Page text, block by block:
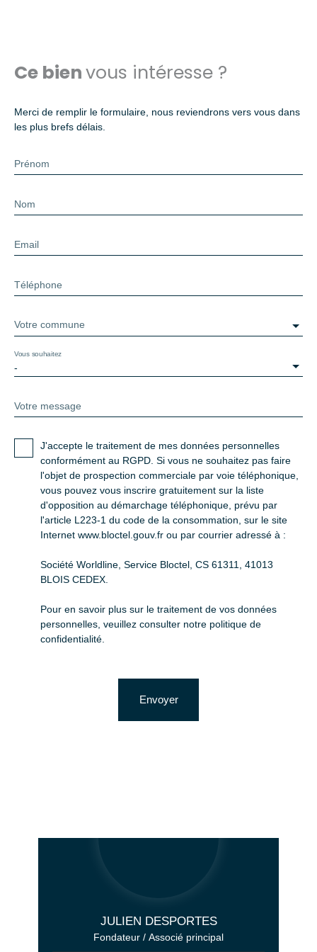
Ce bienvous intéresse ?
Merci de remplir le formulaire, nous reviendrons vers vous dans
les plus brefs délais.
Prénom
Nom
Email
Téléphone
Votre commune
-
Vous souhaitez
Votre message
J'accepte le traitement de mes données personnelles
conformément au RGPD. Si vous ne souhaitez pas faire
l'objet de prospection commerciale par voie téléphonique,
vous pouvez vous inscrire gratuitement sur la liste
d'opposition au démarchage téléphonique, prévu par
l'article L223-1 du code de la consommation, sur le site
Internet www.bloctel.gouv.fr ou par courrier adressé à :
Société Worldline, Service Bloctel, CS 61311, 41013
BLOIS CEDEX.
Pour en savoir plus sur le traitement de vos données
personnelles, veuillez consulter notre politique de
confidentialité
Envoyer
JULIEN DESPORTES
Fondateur / Associé principal